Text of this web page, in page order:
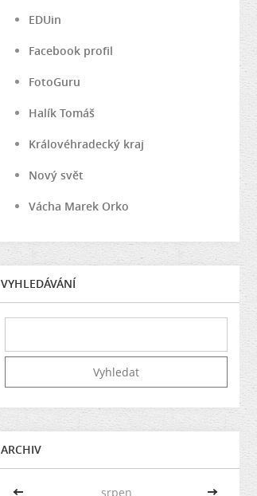
EDUin
Facebook profil
FotoGuru
Halík Tomáš
Královéhradecký kraj
Nový svět
Vácha Marek Orko
VYHLEDÁVÁNÍ
ARCHIV
<< srpen >>